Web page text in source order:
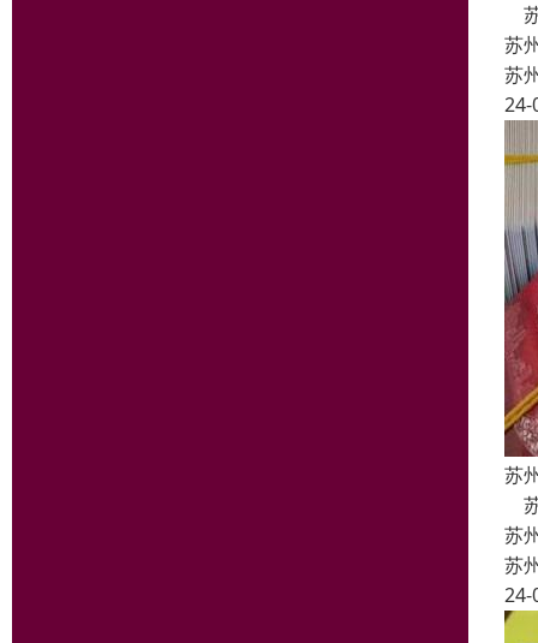
苏
苏
24-
苏
苏
苏
24-